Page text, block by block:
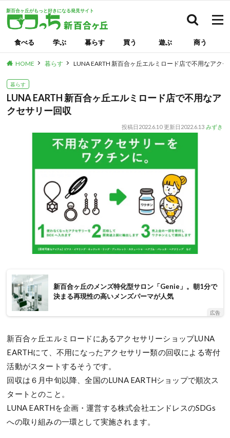
新百合ヶ丘がもっと好きになる発見サイト
食べる 学ぶ 暮らす 買う 遊ぶ 商う
HOME 暮らす LUNA EARTH 新百合ヶ丘エルミロード店で不用なアク
暮らす
LUNA EARTH 新百合ヶ丘エルミロード店で不用なア
クセサリー回収
投稿日 2022.6.10 更新日 2022.6.13 みずき
新百合ヶ丘のメンズ特化型サロン「Genie」。朝1分で
決まる再現性の高いメンズパーマが人気
広告
新百合ヶ丘エルミロードにあるアクセサリーショップLUNA
EARTHにて、不用になったアクセサリー類の回収による寄付
活動がスタートするそうです。
回収は６月中旬以降、全国のLUNA EARTHショップで順次ス
タートとのこと。
LUNA EARTHを企画・運営する株式会社エンドレスのSDGs
への取り組みの一環として実施されます。